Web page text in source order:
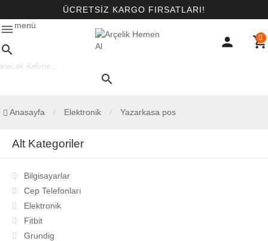
ÜCRETSİZ KARGO FIRSATLARI!
menu menü
search person shopping_cart
0
search
Anasayfa Elektronik Yazarkasa pos
Alt Kategoriler
Bilgisayarlar
Cep Telefonları
Elektronik
Fitbit
Grundig